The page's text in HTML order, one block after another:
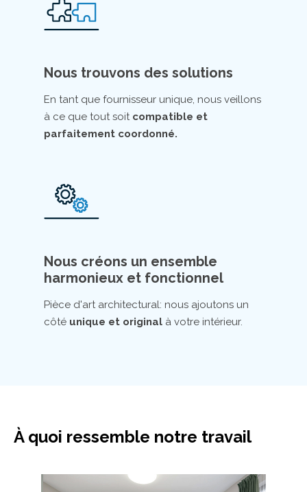
Nous trouvons des solutions
En tant que fournisseur unique, nous veillons
à ce que tout soit compatible et
parfaitement coordonné.
Nous créons un ensemble
harmonieux et fonctionnel
Pièce d'art architectural: nous ajoutons un
côté unique et original à votre intérieur.
À quoi ressemble notre travail